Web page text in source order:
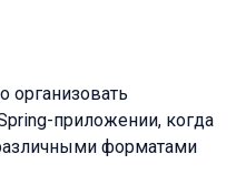
организовать
приложении, когда
форматами